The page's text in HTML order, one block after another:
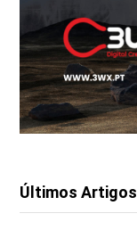
Últimos Artigos